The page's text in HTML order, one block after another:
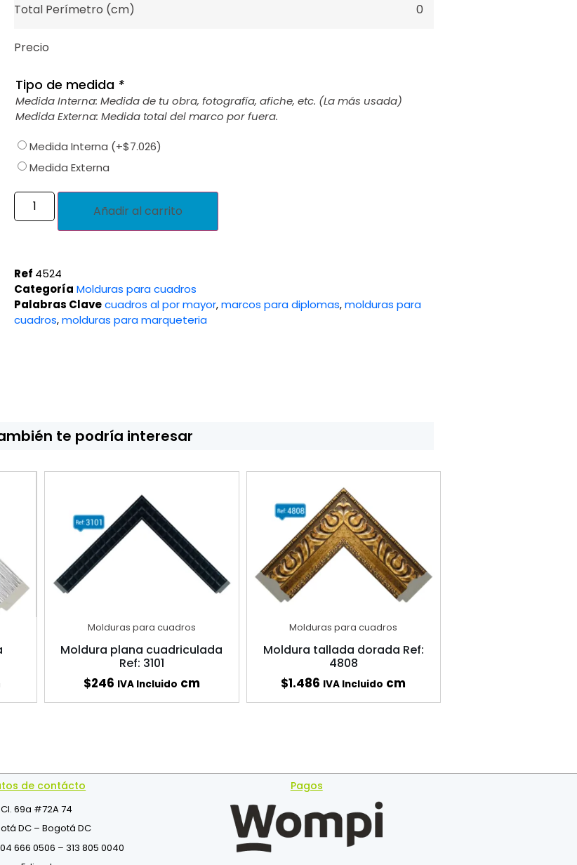
Total Perímetro (cm) 0
Precio
Tipo de medida *
Medida Interna: Medida de tu obra, fotografía, afiche, etc. (La más usada)
Medida Externa: Medida total del marco por fuera.
Medida Interna (+$7.026)
Medida Externa
Añadir al carrito
Ref 4524
Categoría Molduras para cuadros
Palabras Clavecuadros al por mayor,marcos para diplomas,molduras para
cuadros,molduras para marqueteria
te podría interesar
Molduras para cuadros
Moldura plana cuadriculada
Ref: 3101
$246 IVA Incluido cm
Molduras para cuadros
Moldura tallada dorada Ref:
4808
$1.486 IVA Incluido cm
de contácto
Cl. 69a #72A 74
DC – Bogotá DC
666 0506 – 313 805 0040
Pagos